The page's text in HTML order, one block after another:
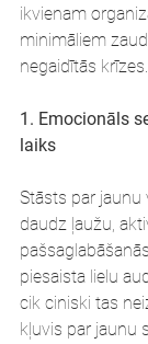
ikvienam
minimāliem
negaidītās krīzes.
1. Emocionāls
laiks
Stāsts par jaunu
daudz ļaužu,
piesaista lielu
cik ciniski tas
kļuvis par jaunu